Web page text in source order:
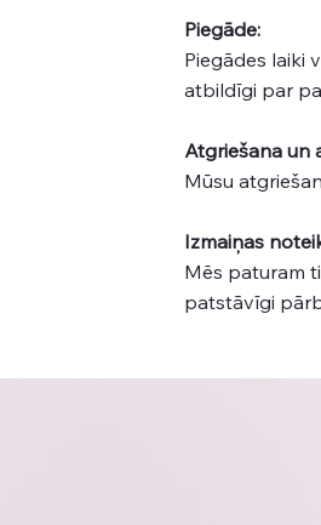
Piegāde:
Piegādes laiki
atbildīgi par
Atgriešana un
Mūsu
Izmaiņas
Mēs paturam
patstāvīgi